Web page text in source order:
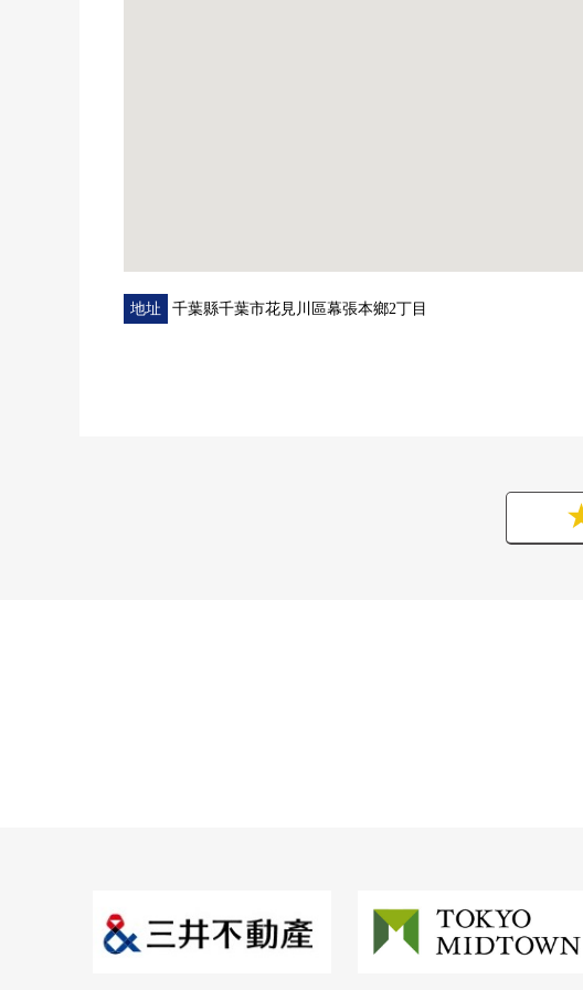
地址 千葉縣千葉市花見川區幕張本鄉2丁目